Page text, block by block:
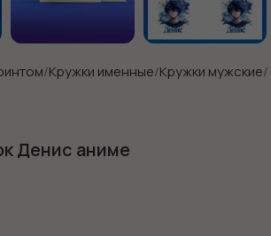
Кружки именные Кружки мужские
Денис аниме